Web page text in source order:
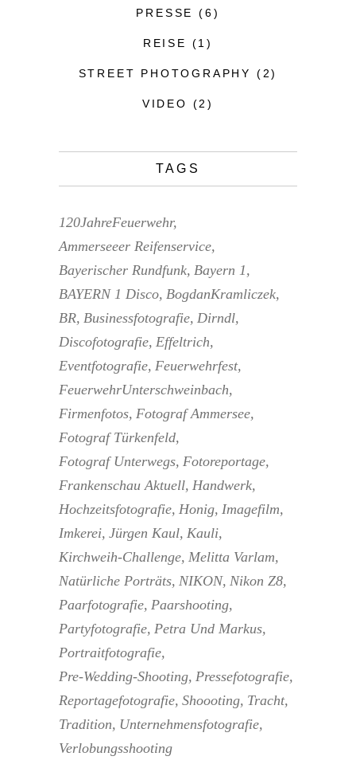
PRESSE (6)
REISE (1)
STREET PHOTOGRAPHY (2)
VIDEO (2)
TAGS
120JahreFeuerwehr
Ammerseeer Reifenservice
Bayerischer Rundfunk Bayern 1
BAYERN 1 Disco BogdanKramliczek
BR Businessfotografie Dirndl
Discofotografie Effeltrich
Eventfotografie Feuerwehrfest
FeuerwehrUnterschweinbach
Firmenfotos Fotograf Ammersee
Fotograf Türkenfeld
Fotograf Unterwegs Fotoreportage
Frankenschau Aktuell Handwerk
Hochzeitsfotografie Honig Imagefilm
Imkerei Jürgen Kaul Kauli
Kirchweih-Challenge Melitta Varlam
Natürliche Porträts NIKON Nikon Z8
Paarfotografie Paarshooting
Partyfotografie Petra Und Markus
Portraitfotografie
Pre-Wedding-Shooting Pressefotografie
Reportagefotografie Shoooting Tracht
Tradition Unternehmensfotografie
Verlobungsshooting